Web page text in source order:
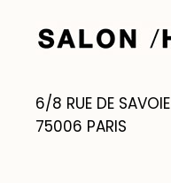
6/8 RUE DE SAVOIE
75006 PARIS